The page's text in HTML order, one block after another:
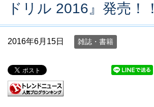
ドリル 2016』発売！！
2016年6月15日 雑誌・書籍